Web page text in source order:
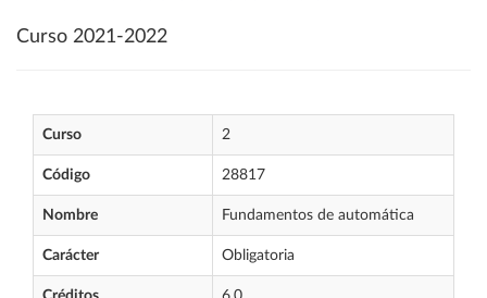
Curso 2021-2022
Curso 2
Código 28817
Nombre Fundamentos de automática
Carácter Obligatoria